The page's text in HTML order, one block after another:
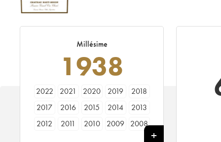
Millésime
1938
2022 2021 2020 2019
2018
2017
2016 2015 2014
2013
2012
2011 2010 2009
2008